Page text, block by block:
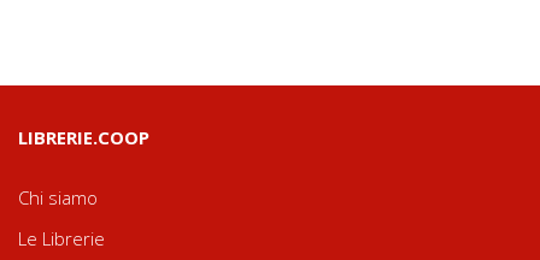
LIBRERIE.COOP
Chi siamo
Le Librerie